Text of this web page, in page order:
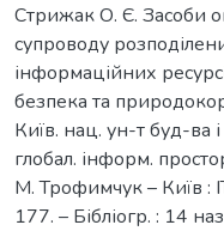
Стрижак О. Є. Засоби
супроводу
інформаційних
безпека та
Київ. нац. ун-т буд-ва і
глобал. інформ.
М. Трофимчук – Київ :
177. – Бібліогр. : 14